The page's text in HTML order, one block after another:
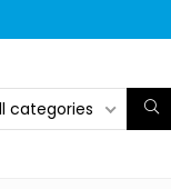
categories